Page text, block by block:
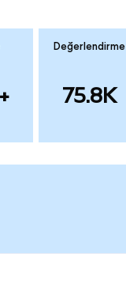
Değerlendirme
75.8K